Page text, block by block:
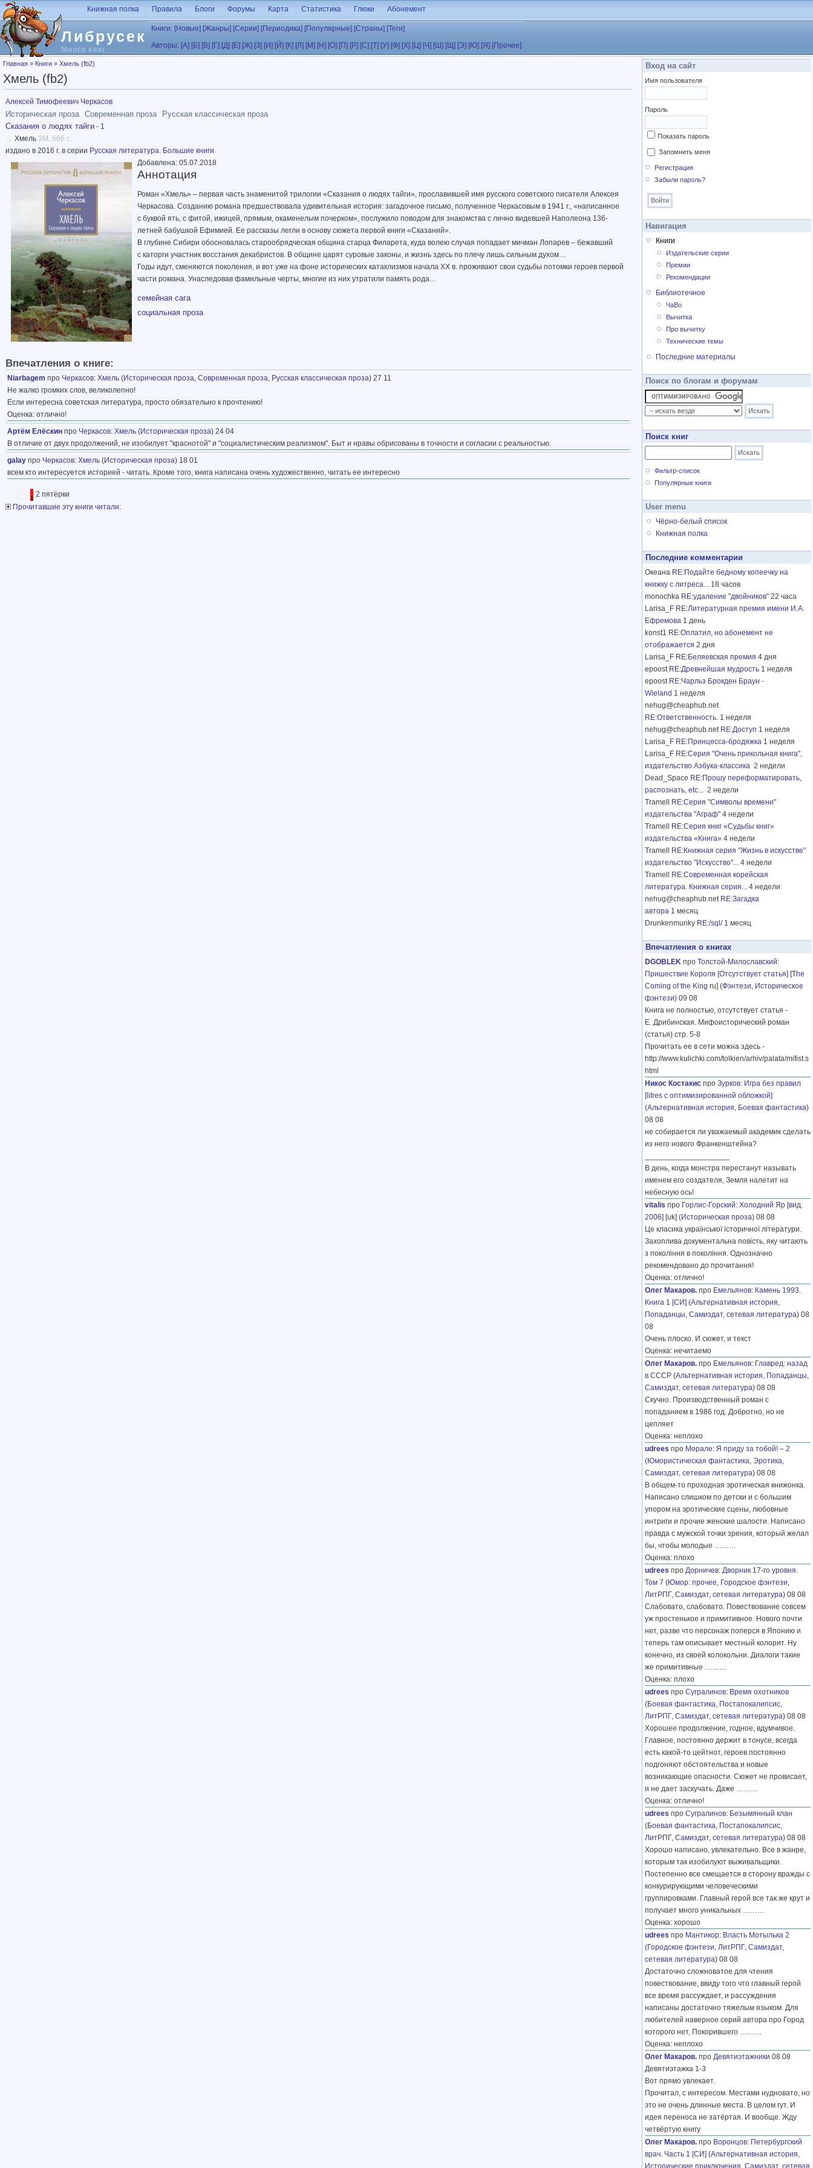
Перейти к основному содержанию
Либрусек
Много книг
Книжная полка Правила Блоги Форумы Карта Статистика Глюки Абонемент
Книги: [Новые] [Жанры] [Серии] [Периодика] [Популярные] [Страны] [Теги]
Авторы: [А] [Б] [В] [Г] [Д] [Е] [Ж] [З] [И] [Й] [К] [Л] [М] [Н] [О] [П] [Р] [С] [Т] [У] [Ф] [Х] [Ц] [Ч] [Ш] [Щ] [Э] [Ю] [Я] [Прочее]
Вы здесь
Главная » Книги » Хмель (fb2)
Хмель (fb2)
Алексей Тимофеевич Черкасов
Историческая проза Современная проза
Русская классическая проза
Сказания о людях тайги - 1
Хмель 3M, 666 с.
издано в 2016 г. в серии Русская литература. Большие книги
Добавлена: 05.07.2018
Аннотация
Роман «Хмель» – первая часть знаменитой трилогии «Сказания о людях тайги», прославившей имя русского советского писателя Алексея
Черкасова. Созданию романа предшествовала удивительная история: загадочное письмо, полученное Черкасовым в 1941 г., «написанное
с буквой ять, с фитой, ижицей, прямым, окаменелым почерком», послужило поводом для знакомства с лично видевшей Наполеона 136-
летней бабушкой Ефимией. Ее рассказы легли в основу сюжета первой книги «Сказаний».
В глубине Сибири обосновалась старообрядческая община старца Филарета, куда волею случая попадает мичман Лопарев – бежавший
с каторги участник восстания декабристов. В общине царят суровые законы, и жизнь здесь по плечу лишь сильным духом…
Годы идут, сменяются поколения, и вот уже на фоне исторических катаклизмов начала XX в. проживают свои судьбы потомки героев первой
части романа. Унаследовав фамильные черты, многие из них утратили память рода…
семейная сага
социальная проза
Впечатления о книге:
Niarbagem про Черкасов: Хмель (Историческая проза, Современная проза, Русская классическая проза) 27 11
Не жалко громких слов, великолепно!
Если интересна советская литература, просто обязательно к прочтению!
Оценка: отлично!
Артём Елёскин про Черкасов: Хмель (Историческая проза) 24 04
В отличие от двух продолжений, не изобилует "краснотой" и "социалистическим реализмом". Быт и нравы обрисованы в точности и согласии с реальностью.
galay про Черкасов: Хмель (Историческая проза) 18 01
всем кто интересуется историей - читать. Кроме того, книга написана очень художественно, читать ее интересно
2 пятёрки
Прочитавшие эту книги читали:
Вход на сайт
Имя пользователя
Пароль
Показать пароль
Запомнить меня
Регистрация
Забыли пароль?
Навигация
Книги
Издательские серии
Премии
Рекомендации
Библиотечное
ЧаВо
Вычитка
Про вычитку
Технические темы
Последние материалы
Поиск по блогам и форумам
Поиск книг
Фильтр-список
Популярные книги
User menu
Чёрно-белый список
Книжная полка
Последние комментарии
Океана RE:Подайте бедному копеечку на
книжку с литреса... 18 часов
monochka RE:удаление "двойников" 22 часа
Larisa_F RE:Литературная премия имени И.А.
Ефремова 1 день
konst1 RE:Оплатил, но абонемент не
отображается 2 дня
Larisa_F RE:Беляевская премия 4 дня
epoost RE:Древнейшая мудрость 1 неделя
epoost RE:Чарльз Брокден Браун -
Wieland 1 неделя
nehug@cheaphub.net
RE:Ответственность. 1 неделя
nehug@cheaphub.net RE:Доступ 1 неделя
Larisa_F RE:Принцесса-бродяжка 1 неделя
Larisa_F RE:Серия "Очень прикольная книга",
издательство Азбука-классика 2 недели
Dead_Space RE:Прошу переформатировать,
распознать, etc... 2 недели
Tramell
RE:Серия "Символы времени"
издательства "Аграф" 4 недели
Tramell
RE:Серия книг «Судьбы книг»
издательства «Книга» 4 недели
Tramell
RE:Книжная серия "Жизнь в искусстве"
издательство "Искусство"... 4 недели
Tramell
RE:Современная корейская
литература. Книжная серия... 4 недели
nehug@cheaphub.net RE:Загадка
автора 1 месяц
Drunkenmunky RE:/sql/ 1 месяц
Впечатления о книгах
DGOBLEK про Толстой-Милославский:
Пришествие Короля [Отсутствует статья] [The
Coming of the King ru] (Фэнтези, Историческое
фэнтези) 09 08
Книга не полностью, отсутствует статья -
Е. Дрибинская. Мифоисторический роман
(статья) стр. 5-8
Прочитать ее в сети можна здесь -
http://www.kulichki.com/tolkien/arhiv/palata/mifist.s
html
Никос Костакис про Зурков: Игра без правил
[litres с оптимизированной обложкой]
(Альтернативная история, Боевая фантастика)
08 08
не собирается ли уважаемый академик сделать
из него нового Франкенштейна?
В день, когда монстра перестанут называть
именем его создателя, Земля налетит на
небесную ось!
vitalis про Горлис-Горский: Холодний Яр [вид.
2006] [uk] (Историческая проза) 08 08
Це класика української історичної літератури.
Захоплива документальна повість, яку читають
з покоління в покоління. Однозначно
рекомендовано до прочитання!
Оценка: отлично!
Олег Макаров. про Емельянов: Камень 1993.
Книга 1 [СИ] (Альтернативная история,
Попаданцы, Самиздат, сетевая литература) 08
08
Очень плоско. И сюжет, и текст
Оценка: нечитаемо
Олег Макаров. про Емельянов: Главред: назад
в СССР (Альтернативная история, Попаданцы,
Самиздат, сетевая литература) 08 08
Скучно. Производственный роман с
попаданием в 1986 год. Добротно, но не
цепляет
Оценка: неплохо
udrees про Морале: Я приду за тобой! – 2
(Юмористическая фантастика, Эротика,
Самиздат, сетевая литература) 08 08
В общем-то проходная эротическая книжонка.
Написано слишком по детски и с большим
упором на эротические сцены, любовные
интриги и прочие женские шалости. Написано
правда с мужской точки зрения, который желал
бы, чтобы молодые ………
Оценка: плохо
udrees про Дорничев: Дворник 17-го уровня.
Том 7 (Юмор: прочее, Городское фэнтези,
ЛитРПГ, Самиздат, сетевая литература) 08 08
Слабовато, слабовато. Повествование совсем
уж простенькое и примитивное. Нового почти
нет, разве что персонаж поперся в Японию и
теперь там описывает местный колорит. Ну
конечно, из своей колокольни. Диалоги такие
же примитивные ………
Оценка: плохо
udrees про Сугралинов: Время охотников
(Боевая фантастика, Постапокалипсис,
ЛитРПГ, Самиздат, сетевая литература) 08 08
Хорошее продолжение, годное, вдумчивое.
Главное, постоянно держит в тонусе, всегда
есть какой-то цейтнот, героев постоянно
подгоняют обстоятельства и новые
возникающие опасности. Сюжет не провисает,
и не дает заскучать. Даже ………
Оценка: отлично!
udrees про Сугралинов: Безымянный клан
(Боевая фантастика, Постапокалипсис,
ЛитРПГ, Самиздат, сетевая литература) 08 08
Хорошо написано, увлекательно. Все в жанре,
которым так изобилуют выживальщики.
Постепенно все смещается в сторону вражды с
конкурирующими человеческими
группировками. Главный герой все так же крут и
получает много уникальных ………
Оценка: хорошо
udrees про Мантикор: Власть Мотылька 2
(Городское фэнтези, ЛитРПГ, Самиздат,
сетевая литература) 08 08
Достаточно сложноватое для чтения
повествование, ввиду того что главный герой
все время рассуждает, и рассуждения
написаны достаточно тяжелым языком. Для
любителей наверное серий автора про Город
которого нет, Покорившего ………
Оценка: неплохо
Олег Макаров. про Девятиэтажники 08 08
Девятиэтажка 1-3
Вот прямо увлекает.
Прочитал, с интересом. Местами нудновато, но
это не очень длинные места. В целом гут. И
идея переноса не затёртая. И вообще. Жду
четвёртую книгу
Олег Макаров. про Воронцов: Петербургский
врач. Часть 1 [СИ] (Альтернативная история,